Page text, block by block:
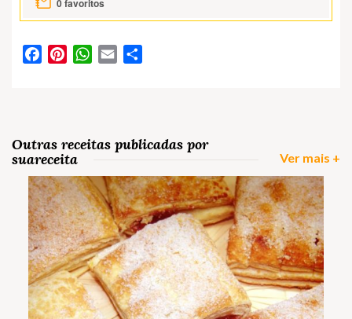
0favoritos
FacebookPinterestWhatsApp
Email
Outras receitas publicadas por
suareceita
Ver mais +